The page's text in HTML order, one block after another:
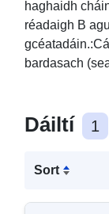
haghaidh
réadaigh B
bardasach
Dáiltí 1
Sort